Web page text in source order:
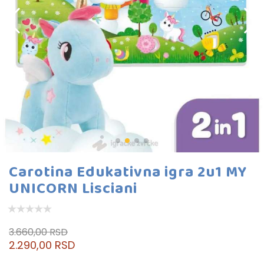
Carotina Edukativna igra 2u1 MY
UNICORN Lisciani
3.660,00 RSD
2.290,00 RSD